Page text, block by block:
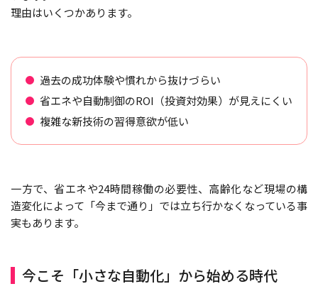
理由はいくつかあります。
過去の成功体験や慣れから抜けづらい
省エネや自動制御のROI（投資対効果）が見えにくい
複雑な新技術の習得意欲が低い
一方で、省エネや24時間稼働の必要性、高齢化など現場の構
造変化によって「今まで通り」では立ち行かなくなっている事
実もあります。
今こそ「小さな自動化」から始める時代